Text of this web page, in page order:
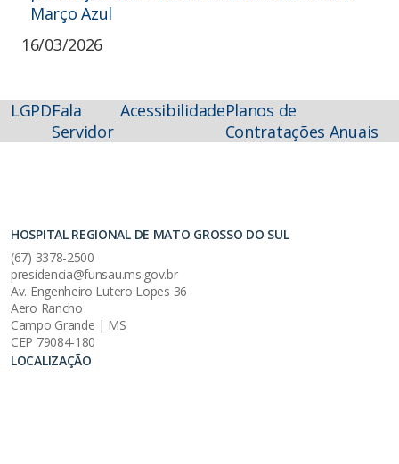
Março Azul
16/03/2026
LGPDFala
Servidor
AcessibilidadePlanos de
Contratações Anuais
HOSPITAL REGIONAL DE MATO GROSSO DO SUL
(67) 3378-2500
presidencia@funsau.ms.gov.br
Av. Engenheiro Lutero Lopes 36
Aero Rancho
Campo Grande | MS
CEP 79084-180
LOCALIZAÇÃO